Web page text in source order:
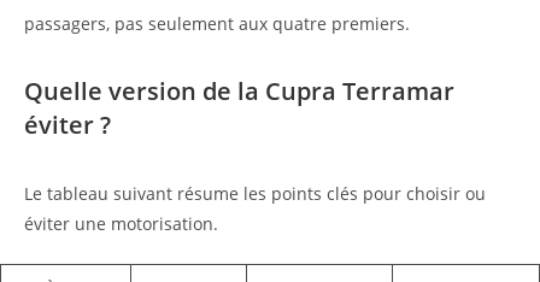
passagers, pas seulement aux quatre premiers.
Quelle version de la Cupra Terramar
éviter ?
Le tableau suivant résume les points clés pour choisir ou
éviter une motorisation.